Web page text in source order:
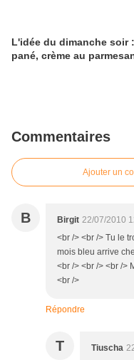
L'idée du dimanche soir
pané, crème au
Commentaires
Ajouter un
B Birgit 22/07/2010
<br /> <br /> Tu le
mois bleu arrive
<br /> <br /> <br />
<br />
Répondre
T Tiuscha